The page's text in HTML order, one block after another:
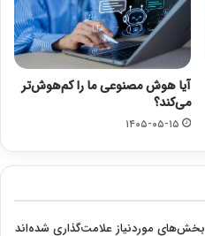
آیا هوش مصنوعی ما را کم‌هوش‌تر
می‌کند؟
۱۴۰۵-۰۵-۱۵
بخش‌های موردنیاز علامت‌گذاری شده‌اند